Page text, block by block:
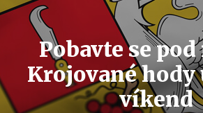
Pobavte se
Krojované hody
víkend